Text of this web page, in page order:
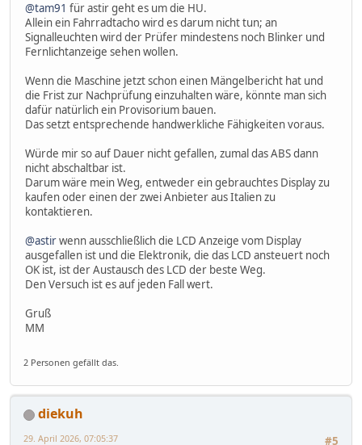
@tam91 für astir geht es um die HU.
Allein ein Fahrradtacho wird es darum nicht tun; an
Signalleuchten wird der Prüfer mindestens noch Blinker und
Fernlichtanzeige sehen wollen.
Wenn die Maschine jetzt schon einen Mängelbericht hat und
die Frist zur Nachprüfung einzuhalten wäre, könnte man sich
dafür natürlich ein Provisorium bauen.
Das setzt entsprechende handwerkliche Fähigkeiten voraus.
Würde mir so auf Dauer nicht gefallen, zumal das ABS dann
nicht abschaltbar ist.
Darum wäre mein Weg, entweder ein gebrauchtes Display zu
kaufen oder einen der zwei Anbieter aus Italien zu
kontaktieren.
@astirwenn ausschließlich die LCD Anzeige vom Display
ausgefallen ist und die Elektronik, die das LCD ansteuert noch
OK ist, ist der Austausch des LCD der beste Weg.
Den Versuch ist es auf jeden Fall wert.
Gruß
MM
2 Personen gefällt das.
diekuh
#5
29. April 2026, 07:05:37